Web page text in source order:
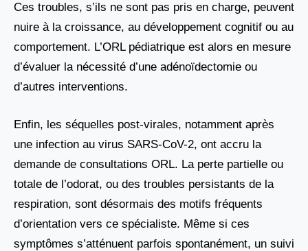
Ces troubles, s’ils ne sont pas pris en charge, peuvent
nuire à la croissance, au développement cognitif ou au
comportement. L’ORL pédiatrique est alors en mesure
d’évaluer la nécessité d’une adénoïdectomie ou
d’autres interventions.
Enfin, les séquelles post-virales, notamment après
une infection au virus SARS-CoV-2, ont accru la
demande de consultations ORL. La perte partielle ou
totale de l’odorat, ou des troubles persistants de la
respiration, sont désormais des motifs fréquents
d’orientation vers ce spécialiste. Même si ces
symptômes s’atténuent parfois spontanément, un suivi